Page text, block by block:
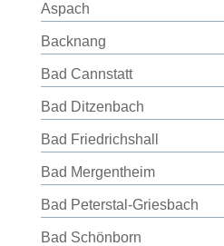
Aspach
Backnang
Bad Cannstatt
Bad Ditzenbach
Bad Friedrichshall
Bad Mergentheim
Bad Peterstal-Griesbach
Bad Schönborn